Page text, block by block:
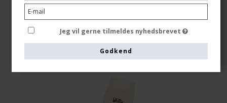
Jeg vil gerne tilmeldes nyhedsbrevet
Godkend